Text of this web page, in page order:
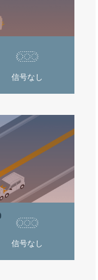
信号なし
信号なし